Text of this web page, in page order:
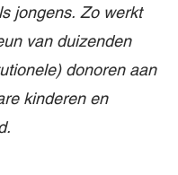
jongens. Zo werkt
van duizenden
donoren aan
kinderen en